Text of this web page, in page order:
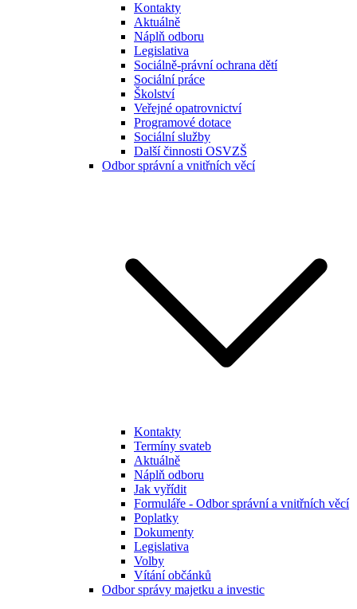
Kontakty
Aktuálně
Náplň odboru
Legislativa
Sociálně-právní ochrana dětí
Sociální práce
Školství
Veřejné opatrovnictví
Programové dotace
Sociální služby
Další činnosti OSVZŠ
Odbor správní a vnitřních věcí
Kontakty
Termíny svateb
Aktuálně
Náplň odboru
Jak vyřídit
Formuláře - Odbor správní a vnitřních věcí
Poplatky
Dokumenty
Legislativa
Volby
Vítání občánků
Odbor správy majetku a investic